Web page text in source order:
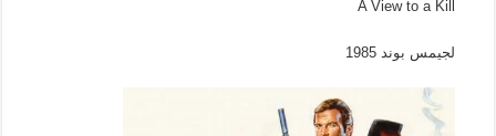
A View to a Kill
لجيمس بوند 1985